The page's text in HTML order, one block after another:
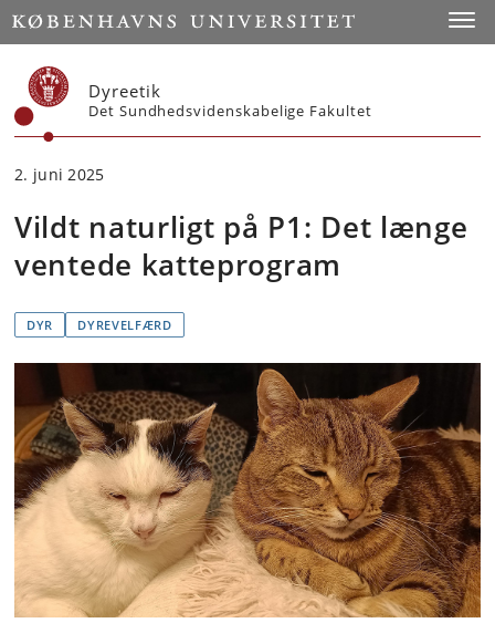
Start
Dyreetik
Det Sundhedsvidenskabelige Fakultet
2. juni 2025
Vildt naturligt på P1: Det længe
ventede katteprogram
DYR DYREVELFÆRD